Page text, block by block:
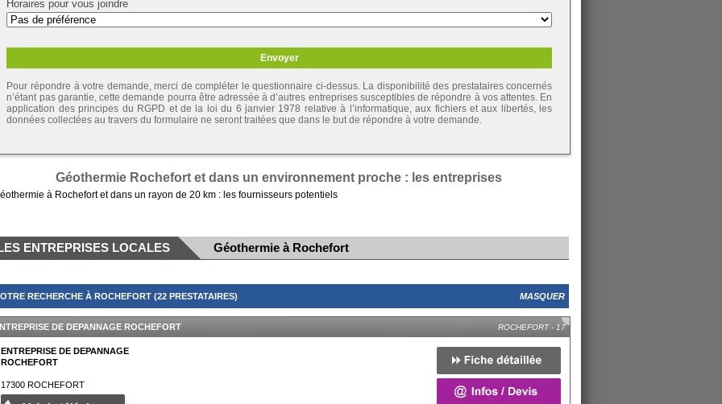
Horaires pour vous joindre
Pour répondre à votre demande, merci de compléter le questionnaire ci-dessus. La disponibilité des prestataires concernés
n’étant pas garantie, cette demande pourra être adressée à d’autres entreprises susceptibles de répondre à vos attentes. En
application des principes du RGPD et de la loi du 6 janvier 1978 relative à l’informatique, aux fichiers et aux libertés, les
données collectées au travers du formulaire ne seront traitées que dans le but de répondre à votre demande.
Géothermie Rochefort et dans un environnement proche : les entreprises
à Rochefort et dans un rayon de 20 km : les fournisseurs potentiels
ENTREPRISES LOCALES Géothermie à Rochefort
RECHERCHE À ROCHEFORT (22 PRESTATAIRES) MASQUER
DE DEPANNAGE ROCHEFORT ROCHEFORT - 17
ENTREPRISE DE DEPANNAGE
ROCHEFORT
17300ROCHEFORT